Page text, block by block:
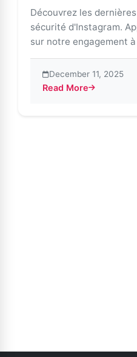
Découvrez les
sécurité d'Instagram.
sur notre engagement
December 11, 2025
Read More
about Sécurité